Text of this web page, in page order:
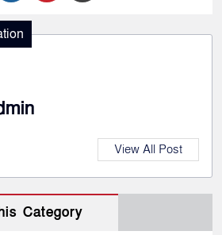
View All Post
Category